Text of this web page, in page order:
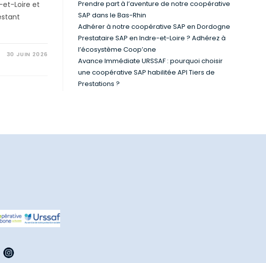
et-Loire et
30 JUIN 2026
Prendre part à l’aventure de notre coopérative
SAP dans le Bas-Rhin
Adhérer à notre coopérative SAP en Dordogne
Prestataire SAP en Indre-et-Loire ? Adhérez à
l’écosystème Coop’one
Avance Immédiate URSSAF : pourquoi choisir
une coopérative SAP habilitée API Tiers de
Prestations ?